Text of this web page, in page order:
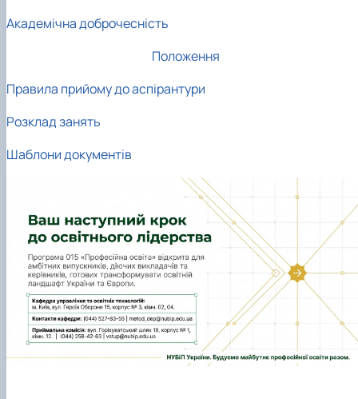
Академічна доброчесність
Положення
Правила прийому до аспірантури
Розклад занять
Шаблони документів